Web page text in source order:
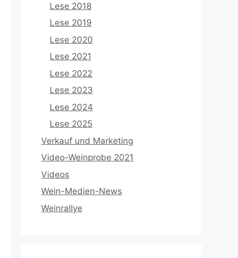
Lese 2018
Lese 2019
Lese 2020
Lese 2021
Lese 2022
Lese 2023
Lese 2024
Lese 2025
Verkauf und Marketing
Video-Weinprobe 2021
Videos
Wein-Medien-News
Weinrallye